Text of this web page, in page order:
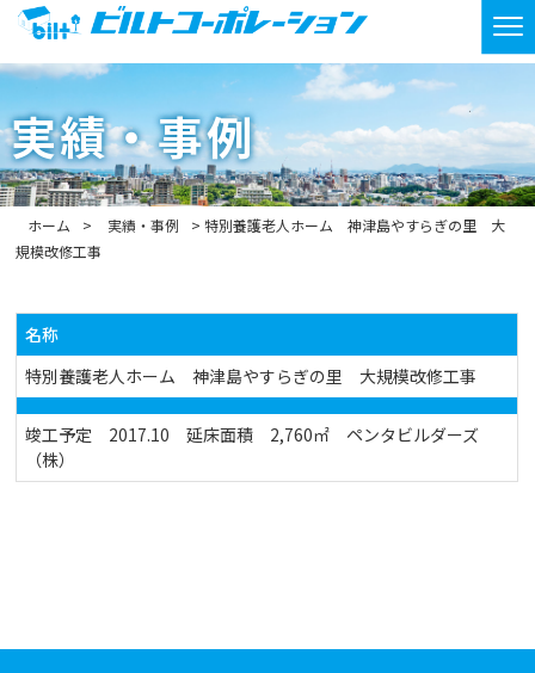
実績・事例
ホーム 実績・事例
特別養護老人ホーム 神津島やすらぎの里 大
規模改修工事
名称
特別養護老人ホーム 神津島やすらぎの里 大規模改修工事
竣工予定 2017.10 延床面積 2,760㎡ ペンタビルダーズ
（株）